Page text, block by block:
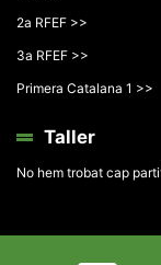
2a RFEF >>
3a RFEF >>
Primera Catalana 1 >>
Taller
No hem trobat cap